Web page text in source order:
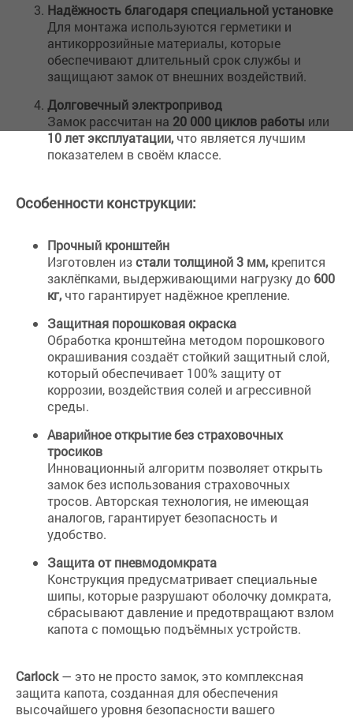
Надёжность благодаря специальной установке
Для монтажа используются герметики и
антикоррозийные материалы, которые
обеспечивают длительный срок службы и
защищают замок от внешних воздействий.
Долговечный электропривод
Замок рассчитан на 20 000 циклов работы или
10 лет эксплуатации, что является лучшим
показателем в своём классе.
Особенности конструкции:
Прочный кронштейн
Изготовлен изстали толщиной 3 мм, крепится
заклёпками, выдерживающими нагрузку до 600
кг, что гарантирует надёжное крепление.
Защитная порошковая окраска
Обработка кронштейна методом порошкового
окрашивания создаёт стойкий защитный слой,
который обеспечивает 100% защиту от
коррозии, воздействия солей и агрессивной
среды.
Аварийное открытие без страховочных
тросиков
Инновационный алгоритм позволяет открыть
замок без использования страховочных
тросов. Авторская технология, не имеющая
аналогов, гарантирует безопасность и
удобство.
Защита от пневмодомкрата
Конструкция предусматривает специальные
шипы, которые разрушают оболочку домкрата,
сбрасывают давление и предотвращают взлом
капота с помощью подъёмных устройств.
Carlock— это не просто замок, это комплексная
защита капота, созданная для обеспечения
высочайшего уровня безопасности вашего